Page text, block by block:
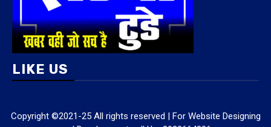
LIKE US
Copyright ©2021-25 All rights reserved | For Website Designing